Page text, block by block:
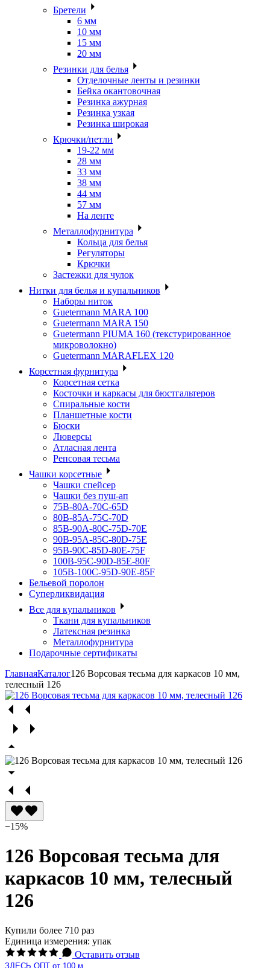
Бретели
6 мм
10 мм
15 мм
20 мм
Резинки для белья
Отделочные ленты и резинки
Бейка окантовочная
Резинка ажурная
Резинка узкая
Резинка широкая
Крючки/петли
19-22 мм
28 мм
33 мм
38 мм
44 мм
57 мм
На ленте
Металлофурнитура
Кольца для белья
Регуляторы
Крючки
Застежки для чулок
Нитки для белья и купальников
Наборы ниток
Guetermann MARA 100
Guetermann MARA 150
Guetermann PIUMA 160 (текстурированное
микроволокно)
Guetermann MARAFLEX 120
Корсетная фурнитура
Корсетная сетка
Косточки и каркасы для бюстгальтеров
Спиральные кости
Планшетные кости
Бюски
Люверсы
Атласная лента
Репсовая тесьма
Чашки корсетные
Чашки спейсер
Чашки без пуш-ап
75В-80А-70С-65D
80В-85А-75С-70D
85В-90А-80С-75D-70E
90B-95A-85C-80D-75E
95B-90C-85D-80E-75F
100B-95C-90D-85E-80F
105B-100C-95D-90E-85F
Бельевой поролон
Суперликвидация
Все для купальников
Ткани для купальников
Латексная резинка
Металлофурнитура
Подарочные сертификаты
ГлавнаяКаталог126 Ворсовая тесьма для каркасов 10 мм,
телесный 126
−15%
126 Ворсовая тесьма для
каркасов 10 мм, телесный
126
Купили более 710 раз
Единица измерения: упак
Оставить отзыв
ЗДЕСЬ ОПТ от 100 м